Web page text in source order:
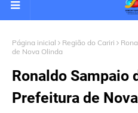
Página inicial Região do Cariri
de Nova Olinda
Ronaldo Sampaio
Prefeitura de